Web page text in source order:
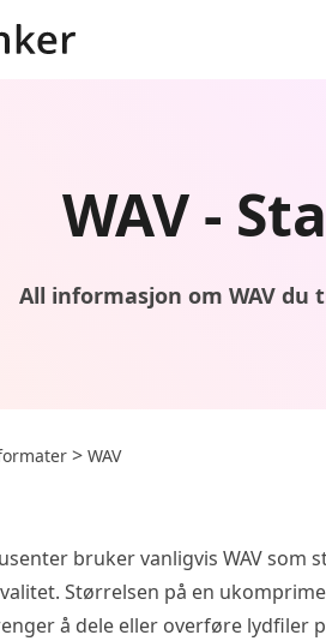
WAV -
All informasjon om WAV du
> WAV
bruker vanligvis WAV
Størrelsen på en
å dele eller overføre lydfiler